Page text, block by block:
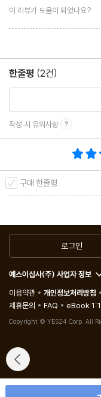
처음엔 재미있었는데 갈
이 리뷰가 도움이 되었나요?
한줄평 (2건)
작성 시 유의사항
구매 한줄평
로그인
예스이십사(주) 사업자 정보
이용약관
개인정보처리방침
제휴문의
FAQ eBook 1:1
Copyright © YES24 Corp. All